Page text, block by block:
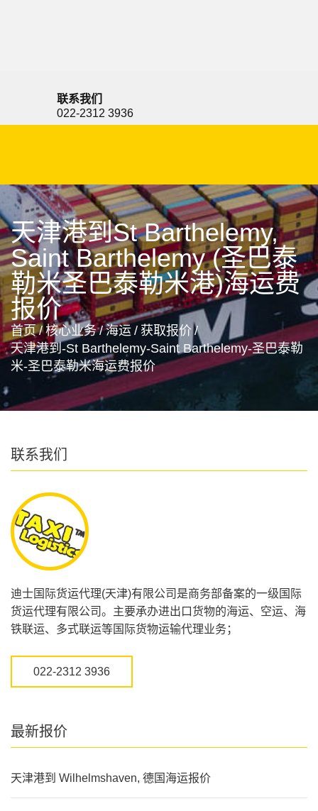
联系我们
022-2312 3936
天津港到St Barthelemy,
Saint Barthelemy (圣巴泰
勒米圣巴泰勒米港)海运费
报价
首页 / 核心业务 / 海运 / 获取报价 /
天津港到-St Barthelemy-Saint Barthelemy-圣巴泰勒
米-圣巴泰勒米海运费报价
联系我们
迪士国际货运代理(天津)有限公司是商务部备案的一级国际
货运代理有限公司。主要承办进出口货物的海运、空运、海
铁联运、多式联运等国际货物运输代理业务；
022-2312 3936
最新报价
天津港到 Wilhelmshaven, 德国海运报价